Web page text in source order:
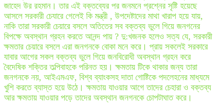
জাহেদ উর রহমান। তার এই বক্তব্যের পর জনমনে প্রশ্নের সৃষ্টি হয়েছে
আসলে সরকারী চেযারে গেলেই কি মন্ত্রী , উপদেষ্টাদের মাথা খারাপ হয়ে যায়,
নাকি তারা সরকারী চেয়ারে বসলে অতিতের সব বক্তব্য ভুলে গিয়ে জনগনের
বিপক্ষে অবস্থান গ্রহন করতে আনন্দ পায় ? দু:খজনক হলেও সত্য যে, সরকারী
ক্ষমতার চেয়ারে বসলে এরা জনগনকে বোকা মনে করে। প্রায় সকলেই সরকারে
যাবার আগের সকল বক্তব্য ভুলে গিয়ে জনবিরোধী অবস্থান গ্রহন করে
বৈদেষিক শক্তির তল্পিবাহকে পরিনত হয়। ক্ষমতায় টিকে থাকার জন্য তারা
জনগনকে নয়, আইএমএফ, বিশ্ব ব্যাংকসহ দাতা গোষ্টিকে পদলেহনের মাধ্যমে
খুশি করতে ব্যাস্ত হয়ে উঠে। ক্ষমতায় যাওয়ার আগে তাদের চেহারা ও বক্তব্য
আর ক্ষমতায় যাওয়ার পড়ে তাদের অবস্থান জনগনকে চোপটাঘাত করে।